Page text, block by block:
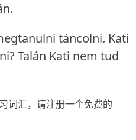
táncolni. Kati
Talán Kati nem tud
词汇，请注册一个免费的